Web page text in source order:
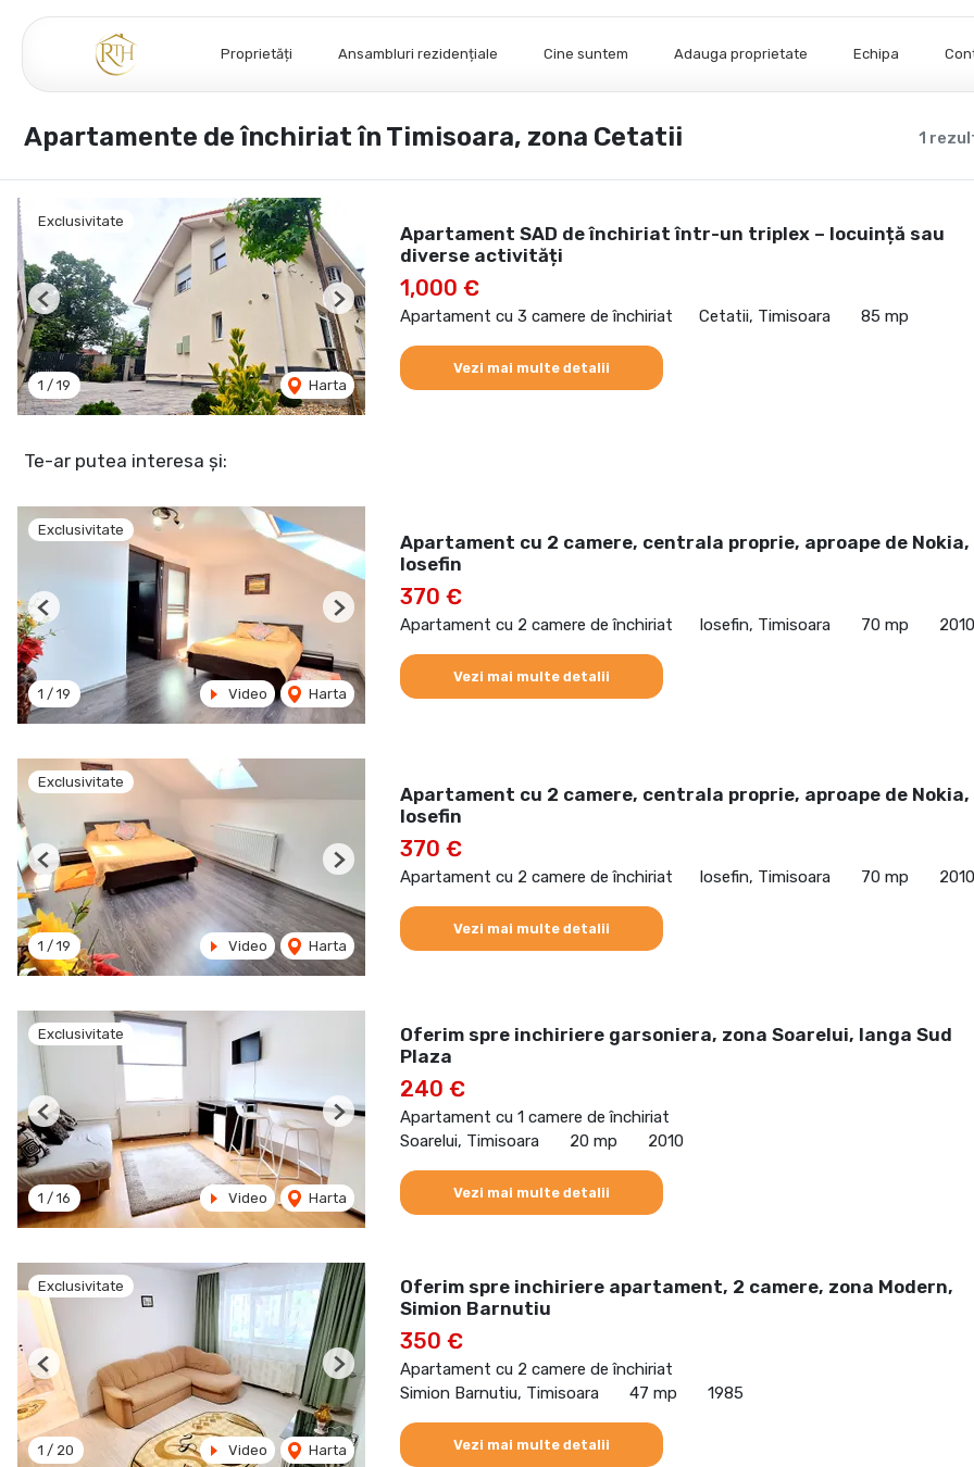
Proprietăți Ansambluri rezidențiale Cine suntem Adauga proprietate Echipa
1
Apartamente de închiriat în Timisoara, zona Cetatii
Exclusivitate
1 / 19 Harta
Previous Next
Apartament SAD de închiriat într-un triplex – locuință sau
diverse activități
1,000 €
Apartament cu 3 camere de închiriat Cetatii, Timisoara 85 mp
Vezi mai multe detalii
Te-ar putea interesa și:
Exclusivitate
1 / 19 Video Harta
Previous Next
Apartament cu 2 camere, centrala proprie, aproape de Nokia,
Iosefin
370 €
Apartament cu 2 camere de închiriat Iosefin, Timisoara 70 mp 2010
Vezi mai multe detalii
Exclusivitate
1 / 19 Video Harta
Previous Next
Apartament cu 2 camere, centrala proprie, aproape de Nokia,
Iosefin
370 €
Apartament cu 2 camere de închiriat Iosefin, Timisoara 70 mp 2010
Vezi mai multe detalii
Exclusivitate
1 / 16 Video Harta
Previous Next
Oferim spre inchiriere garsoniera, zona Soarelui, langa Sud
Plaza
240 €
Apartament cu 1 camere de închiriat
Soarelui, Timisoara
20 mp 2010
Vezi mai multe detalii
Exclusivitate
1 / 20 Video Harta
Previous Next
Oferim spre inchiriere apartament, 2 camere, zona Modern,
Simion Barnutiu
350 €
Apartament cu 2 camere de închiriat
Simion Barnutiu, Timisoara
47 mp 1985
Vezi mai multe detalii